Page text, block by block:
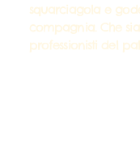
squarciagola e
compagnia. Che
professionisti del